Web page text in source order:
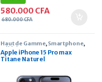
580.000 CFA
680.000CFA
Haut de Gamme,Smartphone,
Téléphone
Apple iPhone 15 Pro max
Titane Naturel